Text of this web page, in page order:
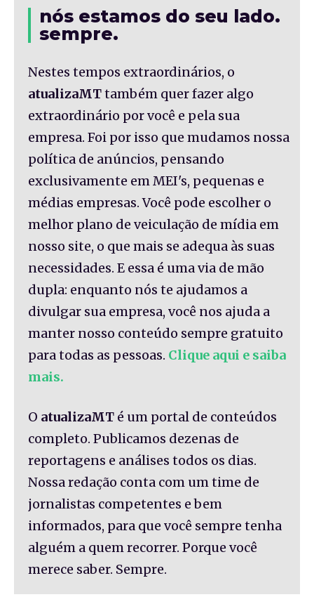
nós estamos do seu lado.
sempre.
Nestes tempos extraordinários, o
atualizaMTtambém quer fazer algo
extraordinário por você e pela sua
empresa. Foi por isso que mudamos nossa
política de anúncios, pensando
exclusivamente em MEI's, pequenas e
médias empresas. Você pode escolher o
melhor plano de veiculação de mídia em
nosso site, o que mais se adequa às suas
necessidades. E essa é uma via de mão
dupla: enquanto nós te ajudamos a
divulgar sua empresa, você nos ajuda a
manter nosso conteúdo sempre gratuito
para todas as pessoas. Clique aqui e saiba
mais.
O atualizaMT é um portal de conteúdos
completo. Publicamos dezenas de
reportagens e análises todos os dias.
Nossa redação conta com um time de
jornalistas competentes e bem
informados, para que você sempre tenha
alguém a quem recorrer. Porque você
merece saber. Sempre.